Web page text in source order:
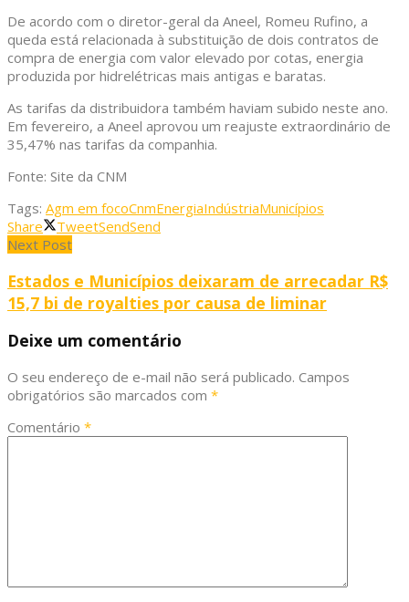
De acordo com o diretor-geral da Aneel, Romeu Rufino, a
queda está relacionada à substituição de dois contratos de
compra de energia com valor elevado por cotas, energia
produzida por hidrelétricas mais antigas e baratas.
As tarifas da distribuidora também haviam subido neste ano.
Em fevereiro, a Aneel aprovou um reajuste extraordinário de
35,47% nas tarifas da companhia.
Fonte: Site da CNM
Tags: Agm em focoCnmEnergiaIndústriaMunicípios
Share
TweetSendSend
Next Post
Estados e Municípios deixaram de arrecadar R$
15,7 bi de royalties por causa de liminar
Deixe um comentário
O seu endereço de e-mail não será publicado. Campos
obrigatórios são marcados com *
Comentário *